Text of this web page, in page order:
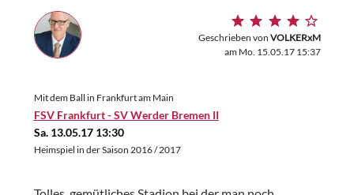
Geschrieben von VOLKERxM
am Mo. 15.05.17 15:37
Mit dem Ball in Frankfurt am Main
FSV Frankfurt - SV Werder Bremen II
Sa. 13.05.17 13:30
Heimspiel in der Saison 2016 / 2017